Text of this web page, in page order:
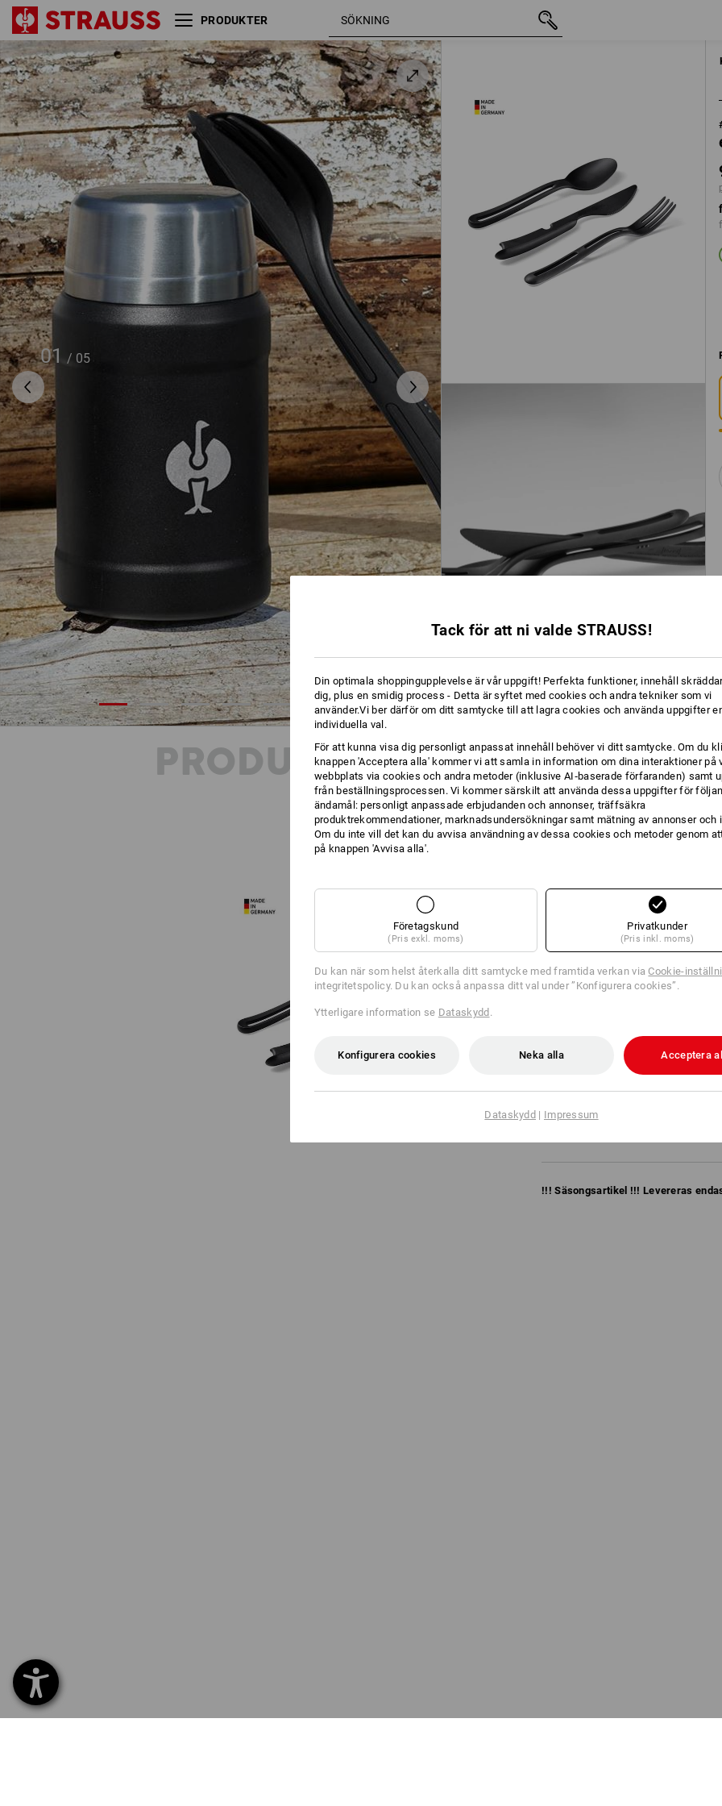
PRODUKTER
01 / 05
e.s. bestick-set 3-delad 98,75 kr
inkl. moms
PRODUKTINFORMATION
Låt oss vara ärliga: To Go-bestick i
njutning under lunchtiden.
lösning som gör allt annorlunda: ett
under någon lunchpaus! Lätt att
robusta och ligger bra i handen.
enhet och lossas igen. Och du
dem bara i diskmaskinen och
bestick-set till en miljövänlig
dessutom en bra CO²-balans. För
3-delat bestick-set
kompakt och lätt att förvara
det termoplastiska materialet
diskmaskinlämpade,
!!! Säsongsartikel !!! Levereras
Tack för att ni valde STRAUSS!
Din optimala shoppingupplevelse är vår uppgift! Perfekta funktioner, innehåll
dig, plus en smidig process - Detta är syftet med cookies och andra tekniker som vi
använder.Vi ber därför om ditt samtycke till att lagra cookies och använda uppgifter
individuella val.
För att kunna visa dig personligt anpassat innehåll behöver vi ditt samtycke. Om du
knappen 'Acceptera alla' kommer vi att samla in information om dina interaktioner på
webbplats via cookies och andra metoder (inklusive AI‑baserade förfaranden) samt
från beställningsprocessen. Vi kommer särskilt att använda dessa uppgifter för
ändamål: personligt anpassade erbjudanden och annonser, träffsäkra
produktrekommendationer, marknadsundersökningar samt mätning av annonser och
Om du inte vill det kan du avvisa användning av dessa cookies och metoder genom
på knappen 'Avvisa alla'.
Företagskund
(Pris exkl. moms)
Privatkunder
(Pris inkl. moms)
Du kan när som helst återkalla ditt samtycke med framtida verkan viaCookie-
integritetspolicy. Du kan också anpassa ditt val under ”Konfigurera cookies”.
Ytterligare information se Dataskydd .
Konfigurera cookies Neka alla Acceptera
Dataskydd | Impressum